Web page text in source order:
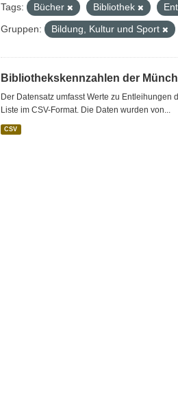
Tags: Bücher Bibliothek
Gruppen:
Bildung, Kultur und Sport
Bibliothekskennzahlen der
Der Datensatz umfasst Werte zu
Liste im CSV-Format. Die Daten wurden von...
CSV